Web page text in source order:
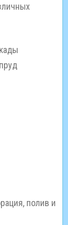
полив и